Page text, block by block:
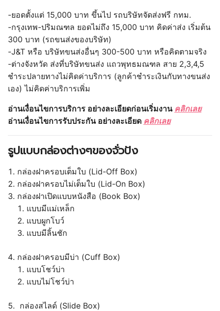
-ยอดตั้งแต่ 15,000 บาท ขึ้นไป รถบริษัทจัดส่งฟรี กทม.
-กรุงเทพ-ปริมณฑล ยอดไม่ถึง 15,000 บาท คิดค่าส่ง เริ่มต้น
300 บาท (รถขนส่งของบริษัท)
-J&T หรือ บริษัทขนส่งอื่นๆ 300-500 บาท หรือคิดตามจริง
-ต่างจังหวัด ส่งที่บริษัทขนส่ง แถวพุทธมณฑล สาย 2,3,4,5
ชำระปลายทางไม่คิดค่าบริการ (ลูกค้าชำระเงินกับทางขนส่ง
เอง) ไม่คิดค่าบริการเพิ่ม
อ่านเงื่อนไขการบริการ อย่างละเอียดก่อนเริ่มงาน คลิกเลย
อ่านเงื่อนไขการรับประกัน อย่างละเอียด คลิกเลย
รูปแบบกล่องต่างๆของจั่วปัง
กล่องฝาครอบเต็มใบ (Lid-Off Box)
กล่องฝาครอบไม่เต็มใบ (Lid-On Box)
กล่องฝาเปิดแบบหนังสือ (Book Box)
แบบมีแม่เหล็ก
แบบผูกโบว์
แบบมีลิ้นชัก
กล่องฝาครอบมีบ่า (Cuff Box)
แบบโชว์บ่า
แบบไม่โชว์บ่า
กล่องสไลด์ (Slide Box)